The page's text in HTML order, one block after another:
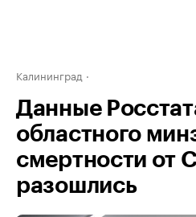
Калининград
Данные
областного
смертности от
разошлись